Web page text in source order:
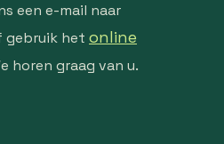
een e-mail naar
gebruik het online
horen graag van u.